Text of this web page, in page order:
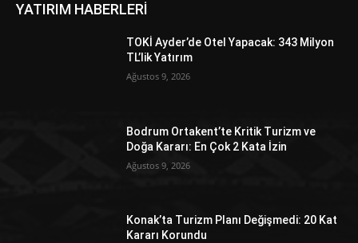
YATIRIM HABERLERİ
TOKİ Ayder’de Otel Yapacak: 343 Milyon
TL’lik Yatırım
Ağustos 9, 2026
Bodrum Ortakent’te Kritik Turizm ve
Doğa Kararı: En Çok 2 Kata İzin
Ağustos 9, 2026
Konak’ta Turizm Planı Değişmedi: 20 Kat
Kararı Korundu